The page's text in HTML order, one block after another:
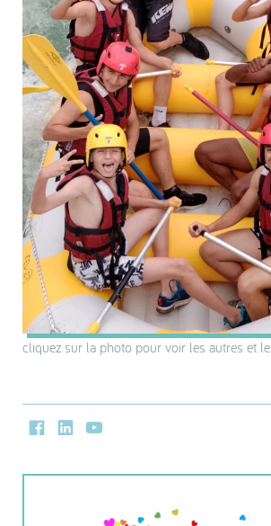
cliquez sur la photo pour voir les autres et
FacebookLinkedInYoutube